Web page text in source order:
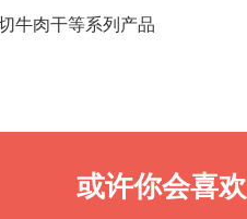
牛肉干等系列产品
或许你会喜欢